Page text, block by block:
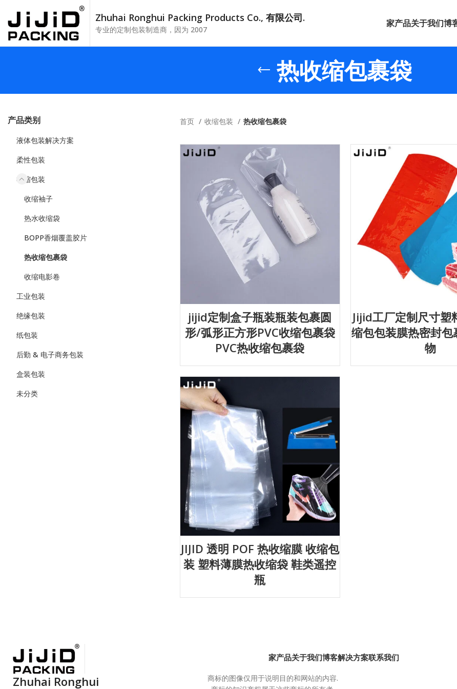
Zhuhai Ronghui Packing Products Co., 有限公司.
专业的定制包装制造商，因为 2007
家产品关于我们博
热收缩包裹袋
产品类别
液体包装解决方案
柔性包装
收缩包装
收缩袖子
热水收缩袋
BOPP香烟覆盖胶片
热收缩包裹袋
收缩电影卷
工业包装
绝缘包装
纸包装
后勤 & 电子商务包装
盒装包装
未分类
首页 收缩包装 热收缩包裹袋
jijid定制盒子瓶装瓶装包裹圆
形/弧形正方形PVC收缩包裹袋
PVC热收缩包裹袋
Jijid工厂定制尺寸塑
缩包包装膜热密封包
物
JIJID 透明 POF 热收缩膜 收缩包
装 塑料薄膜热收缩袋 鞋类遥控
瓶
Zhuhai Ronghui
家产品关于我们博客解决方案联系我们
商标的图像仅用于说明目的和网站的内容.